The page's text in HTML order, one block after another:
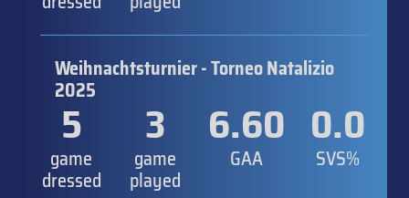
Weihnachtsturnier - Torneo Natalizio
2025
5
game
dressed
3
game
played
6.60
GAA
0.0
SVS%